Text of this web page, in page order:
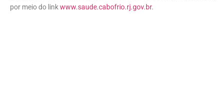
por meio do linkwww.saude.cabofrio.rj.gov.br.